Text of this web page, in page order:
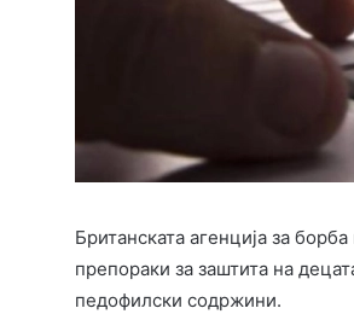
Британската агенција за
препораки за заштита на
педофилски содржини.